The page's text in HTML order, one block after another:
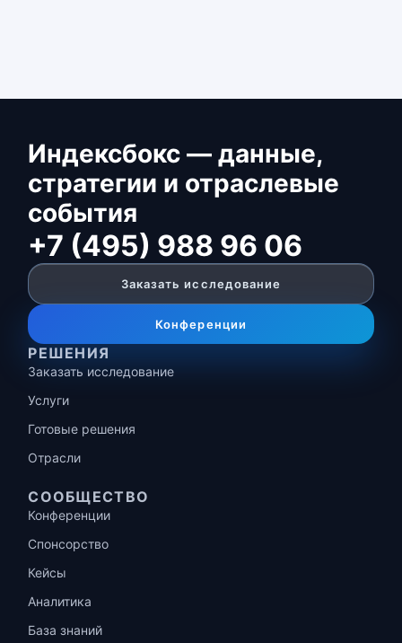
Индексбокс — данные,
стратегии и отраслевые
события
+7 (495) 988 96 06
Заказать исследование
Конференции
РЕШЕНИЯ
Заказать исследование
Услуги
Готовые решения
Отрасли
СООБЩЕСТВО
Конференции
Спонсорство
Кейсы
Аналитика
База знаний